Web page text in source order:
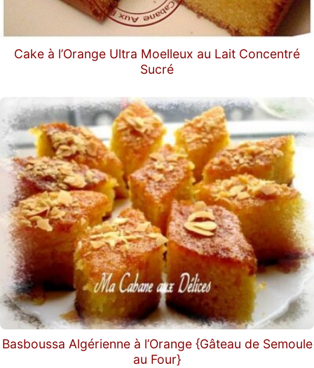
Cake à l’Orange Ultra Moelleux au Lait Concentré
Sucré
Basboussa Algérienne à l’Orange {Gâteau de Semoule
au Four}